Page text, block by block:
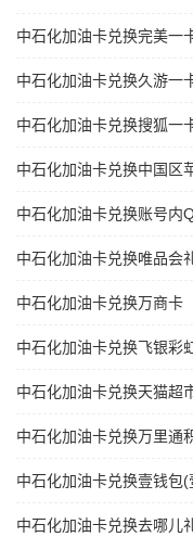
中石化加油卡兑换完美一
中石化加油卡兑换久游一
中石化加油卡兑换搜狐一
中石化加油卡兑换中国区
中石化加油卡兑换账号内
中石化加油卡兑换唯品会
中石化加油卡兑换万商卡
中石化加油卡兑换飞银彩
中石化加油卡兑换天猫超
中石化加油卡兑换万里通
中石化加油卡兑换壹钱包(
中石化加油卡兑换去哪儿